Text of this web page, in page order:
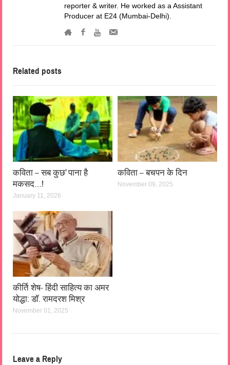
reporter & writer. He worked as a Assistant
Producer at E24 (Mumbai-Delhi).
Related posts
कविता – सब कुछ’ पाना है
मकसद…!
January 11, 2026
कविता – बचपन के दिन
November 09, 2025
कीर्ति शेष- हिंदी साहित्य का अमर
योद्धा: डॉ. रामदरश मिश्र
November 01, 2025
Leave a Reply